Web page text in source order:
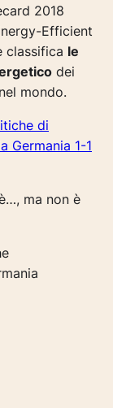
2018
Efficient
classifica le
dei
mondo.
ma non è